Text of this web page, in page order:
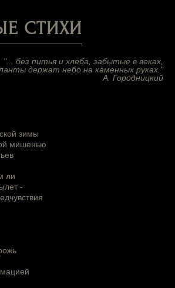
СТИХИ
"... без питья и хлеба, забытые в веках,
держат небо на каменных руках."
А. Городницкий
зимы
мишенью
ли
-